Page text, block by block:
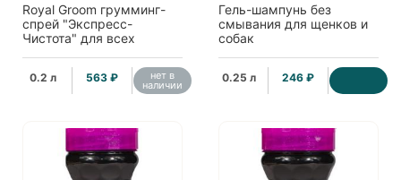
Royal Groom грумминг-
спрей "Экспресс-
Чистота" для всех
0.2 л 563 ₽ нет в
наличии
Гель-шампунь без
смывания для щенков и
собак
0.25 л 246 ₽